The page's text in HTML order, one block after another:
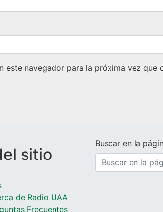
este navegador para la próxima vez que
sitio
de Radio UAA
Frecuentes
Buscar en la